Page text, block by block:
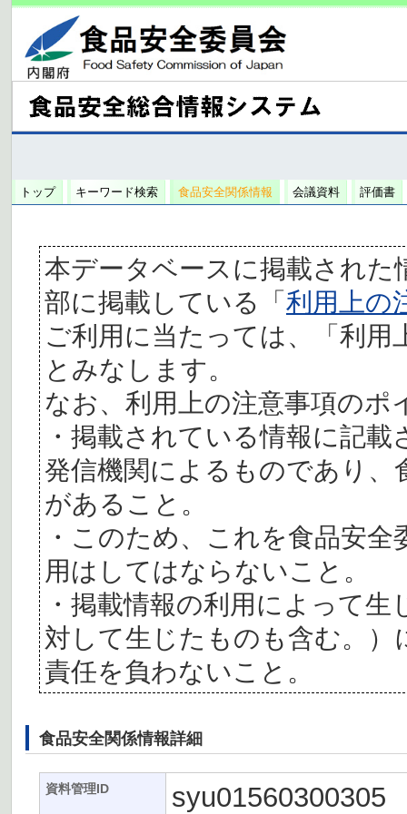
トップ キーワード検索 食品安全関係情報 会議資料 評価書
本データベースに掲載された
部に掲載している「利用上の
ご利用に当たっては、「利
とみなします。
なお、利用上の注意事項の
・掲載されている情報に記
発信機関によるものであり、
があること。
・このため、これを食品安
用はしてはならないこと。
・掲載情報の利用によって
対して生じたものも含む。
責任を負わないこと。
食品安全関係情報詳細
資料管理ID syu01560300305